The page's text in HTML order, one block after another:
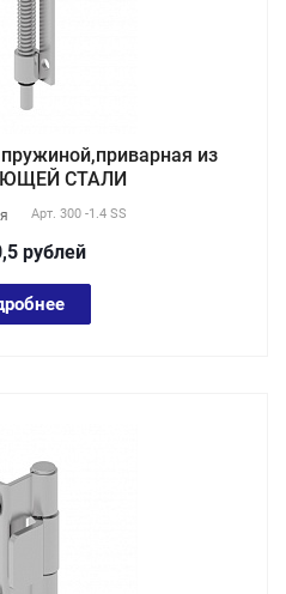
из
СТАЛИ
Арт. 300 -1.4 SS
рублей